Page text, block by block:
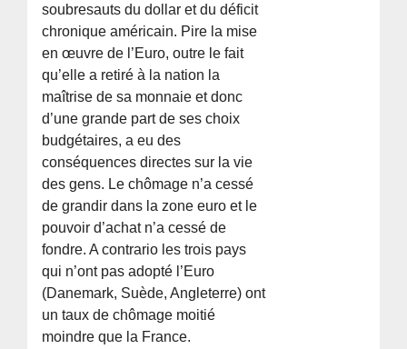
soubresauts du dollar et du déficit
chronique américain. Pire la mise
en œuvre de l’Euro, outre le fait
qu’elle a retiré à la nation la
maîtrise de sa monnaie et donc
d’une grande part de ses choix
budgétaires, a eu des
conséquences directes sur la vie
des gens. Le chômage n’a cessé
de grandir dans la zone euro et le
pouvoir d’achat n’a cessé de
fondre. A contrario les trois pays
qui n’ont pas adopté l’Euro
(Danemark, Suède, Angleterre) ont
un taux de chômage moitié
moindre que la France.